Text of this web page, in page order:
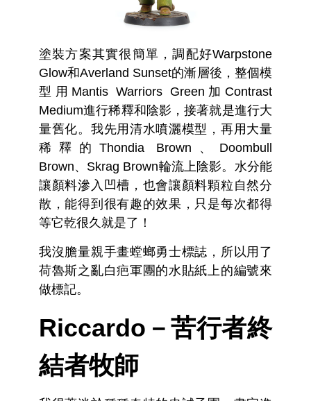
塗裝方案其實很簡單，調配好Warpstone
Glow和Averland Sunset的漸層後，整個模
型用Mantis Warriors Green加Contrast
Medium進行稀釋和陰影，接著就是進行大
量舊化。我先用清水噴灑模型，再用大量
稀釋的Thondia Brown、Doombull
Brown、Skrag Brown輪流上陰影。水分能
讓顏料滲入凹槽，也會讓顏料顆粒自然分
散，能得到很有趣的效果，只是每次都得
等它乾很久就是了！
我沒膽量親手畫螳螂勇士標誌，所以用了
荷魯斯之亂白疤軍團的水貼紙上的編號來
做標記。
Riccardo－苦行者終
結者牧師